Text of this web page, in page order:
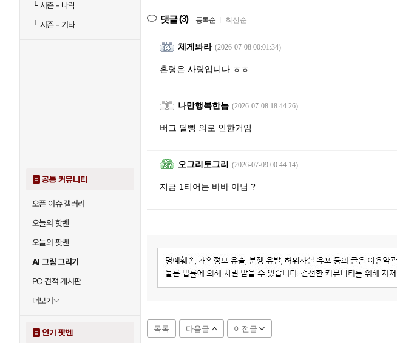
└시즌 - 나락
└시즌 - 기타
공통 커뮤니티
오픈 이슈 갤러리
오늘의 핫벤
오늘의 팟벤
AI 그림 그리기
PC 견적 게시판
더보기
인기 팟벤
댓글(3) 등록순 최신순
체게봐라 (2026-07-08 00:01:34)
혼령은 사랑입니다 ㅎㅎ
나만행복한놈 (2026-07-08 18:44:26)
버그 딜뻥 의로 인한거임
오그리토그리 (2026-07-09 00:44:14)
지금 1티어는 바바 아님 ?
목록 다음글 이전글